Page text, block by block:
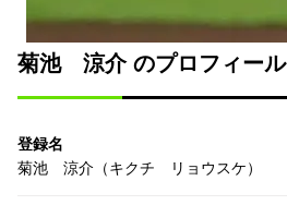
菊池 涼介 のプロフィール
登録名
菊池 涼介（キクチ リョウスケ）